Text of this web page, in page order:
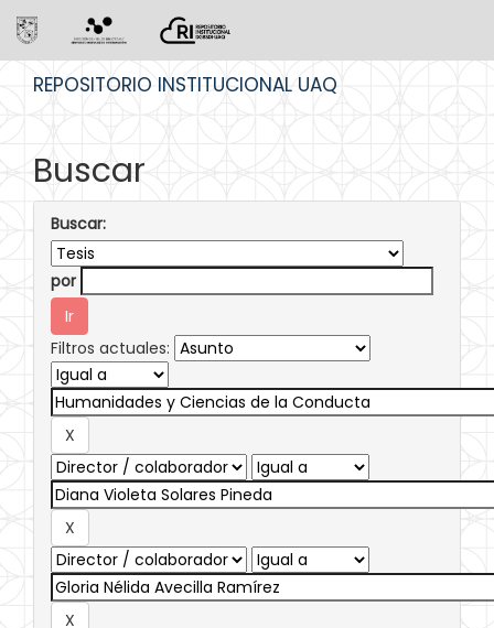
REPOSITORIO INSTITUCIONAL UAQ
Buscar
Buscar:
por
Filtros actuales: